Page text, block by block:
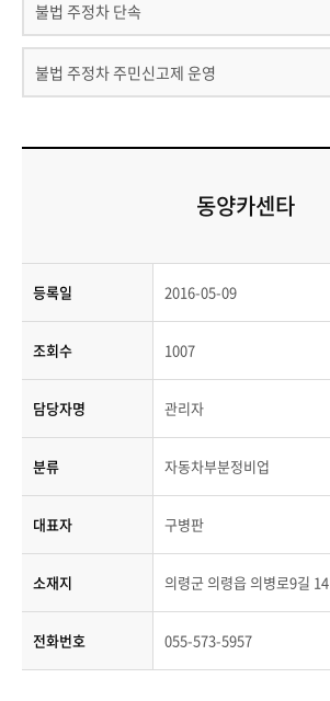
불법 주정차 단속
불법 주정차 주민신고제 운영
동양카센타
등록일 2016-05-09
조회수 1007
담당자명 관리자
분류 자동차부분정비업
대표자 구병판
소재지 의령군 의령읍 의병로9길 14
전화번호 055-573-5957